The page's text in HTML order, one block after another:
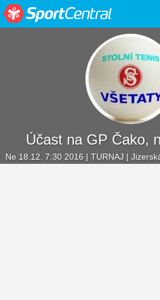
Účast na GP Čako,
Ne 18.12. 7:30 2016 | TURNAJ |